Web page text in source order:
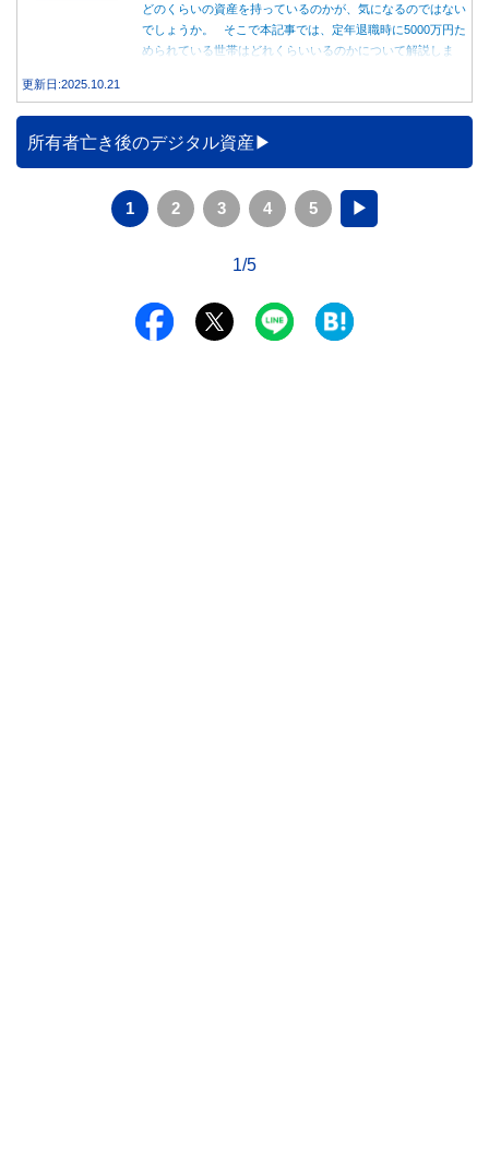
どのくらいの資産を持っているのかが、気になるのではない
でしょうか。 そこで本記事では、定年退職時に5000万円た
められている世帯はどれくらいいるのかについて解説しま
更新日:2025.10.21
所有者亡き後のデジタル資産
1 2 3 4 5 ▶
1/5